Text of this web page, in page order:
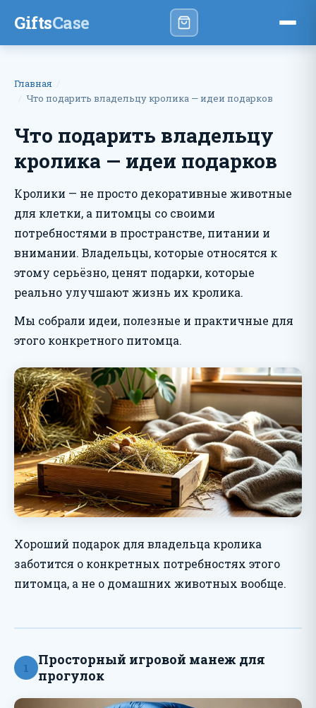
GiftsCase
Главная
Что подарить владельцу кролика — идеи подарков
Что подарить владельцу
кролика — идеи подарков
Кролики — не просто декоративные животные
для клетки, а питомцы со своими
потребностями в пространстве, питании и
внимании. Владельцы, которые относятся к
этому серьёзно, ценят подарки, которые
реально улучшают жизнь их кролика.
Мы собрали идеи, полезные и практичные для
этого конкретного питомца.
Хороший подарок для владельца кролика
заботится о конкретных потребностях этого
питомца, а не о домашних животных вообще.
1
Просторный игровой манеж для
прогулок